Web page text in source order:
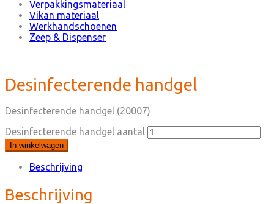
Verpakkingsmateriaal
Vikan materiaal
Werkhandschoenen
Zeep & Dispenser
Desinfecterende handgel
Desinfecterende handgel (20007)
Desinfecterende handgel aantal
In winkelwagen
Beschrijving
Beschrijving